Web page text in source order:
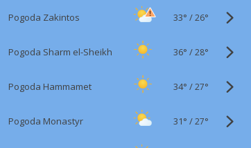
Pogoda Zakintos 33° /26°
Pogoda Sharm el-Sheikh 36° /28°
Pogoda Hammamet 34° /27°
Pogoda Monastyr 31° /27°